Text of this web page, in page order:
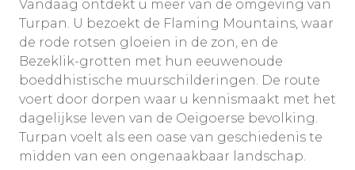
Vandaag ontdekt u meer van de omgeving van
Turpan. U bezoekt de Flaming Mountains, waar
de rode rotsen gloeien in de zon, en de
Bezeklik-grotten met hun eeuwenoude
boeddhistische muurschilderingen. De route
voert door dorpen waar u kennismaakt met het
dagelijkse leven van de Oeigoerse bevolking.
Turpan voelt als een oase van geschiedenis te
midden van een ongenaakbaar landschap.